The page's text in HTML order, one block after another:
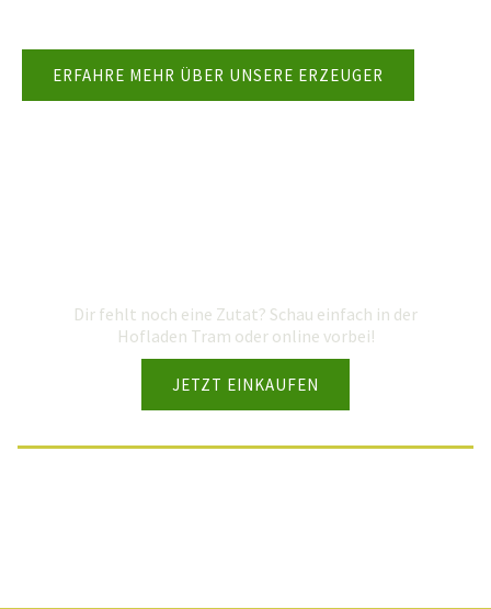
ERFAHRE MEHR ÜBER UNSERE ERZEUGER
Dir fehlt noch eine Zutat? Schau einfach in der
Hofladen Tram oder online vorbei!
JETZT EINKAUFEN